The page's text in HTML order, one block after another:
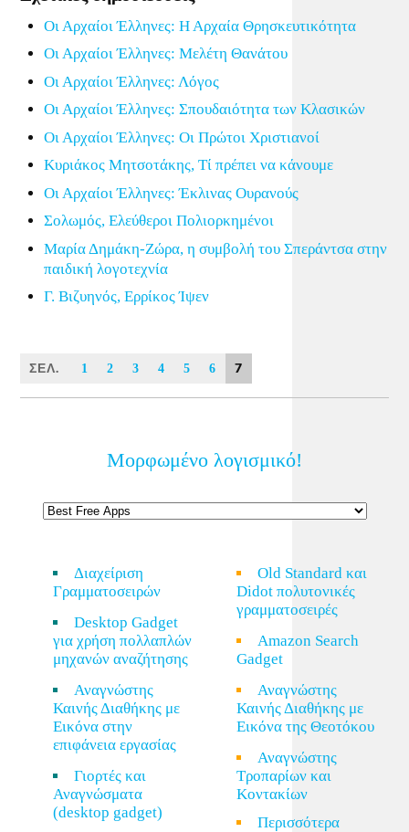
Οι Αρχαίοι Έλληνες: Η Αρχαία Θρησκευτικότητα
Οι Αρχαίοι Έλληνες: Μελέτη Θανάτου
Οι Αρχαίοι Έλληνες: Λόγος
Οι Αρχαίοι Έλληνες: Σπουδαιότητα των Κλασικών
Οι Αρχαίοι Έλληνες: Οι Πρώτοι Χριστιανοί
Κυριάκος Μητσοτάκης, Τί πρέπει να κάνουμε
Οι Αρχαίοι Έλληνες: Έκλινας Ουρανούς
Σολωμός, Ελεύθεροι Πολιορκημένοι
Μαρία Δημάκη-Ζώρα, η συμβολή του Σπεράντσα στην
παιδική λογοτεχνία
Γ. Βιζυηνός, Ερρίκος Ίψεν
ΣΕΛ. 1 2 3 4 5 6 7
Μορφωμένο λογισμικό!
Διαχείριση
Γραμματοσειρών
Desktop Gadget
για χρήση πολλαπλών
μηχανών αναζήτησης
Αναγνώστης
Καινής Διαθήκης με
Εικόνα στην
επιφάνεια εργασίας
Γιορτές και
Αναγνώσματα
(desktop gadget)
Old Standard και
Didot πολυτονικές
γραμματοσειρές
Amazon Search
Gadget
Αναγνώστης
Καινής Διαθήκης με
Εικόνα της Θεοτόκου
Αναγνώστης
Τροπαρίων και
Κοντακίων
Περισσότερα